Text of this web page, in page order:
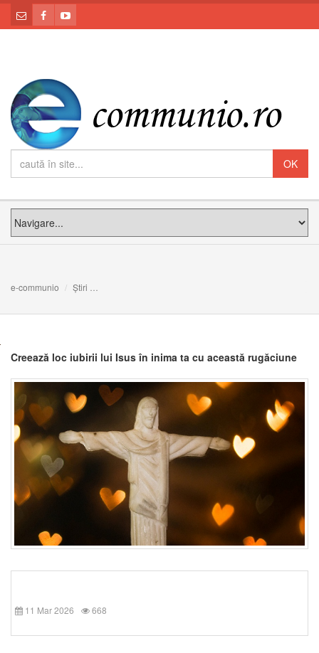
e-communio Știri
Creează loc iubirii lui Isus în inima ta cu această rugăciune
11 Mar 2026 668